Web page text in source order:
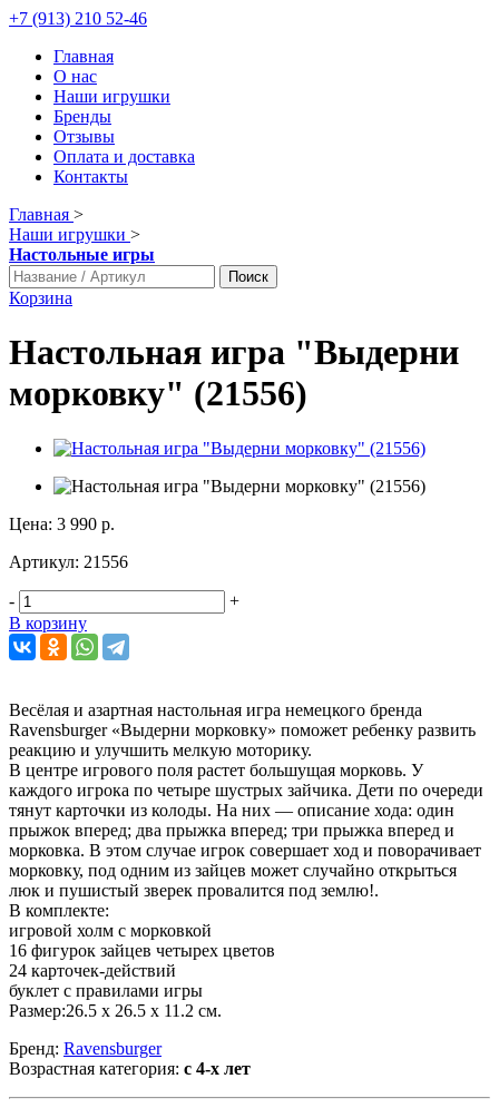
+7 (913) 210 52-46
Главная
О нас
Наши игрушки
Бренды
Отзывы
Оплата и доставка
Контакты
Главная >
Наши игрушки >
Настольные игры
Поиск
Корзина
Настольная игра "Выдерни
морковку" (21556)
Цена: 3 990 р.
Артикул: 21556
-
+
В корзину
Весёлая и азартная настольная игра немецкого бренда
Ravensburger «Выдерни морковку» поможет ребенку развить
реакцию и улучшить мелкую моторику.
В центре игрового поля растет большущая морковь. У
каждого игрока по четыре шустрых зайчика. Дети по очереди
тянут карточки из колоды. На них — описание хода: один
прыжок вперед; два прыжка вперед; три прыжка вперед и
морковка. В этом случае игрок совершает ход и поворачивает
морковку, под одним из зайцев может случайно открыться
люк и пушистый зверек провалится под землю!.
В комплекте:
игровой холм с морковкой
16 фигурок зайцев четырех цветов
24 карточек-действий
буклет с правилами игры
Размер:26.5 х 26.5 х 11.2 см.
Бренд: Ravensburger
Возрастная категория: с 4-х лет